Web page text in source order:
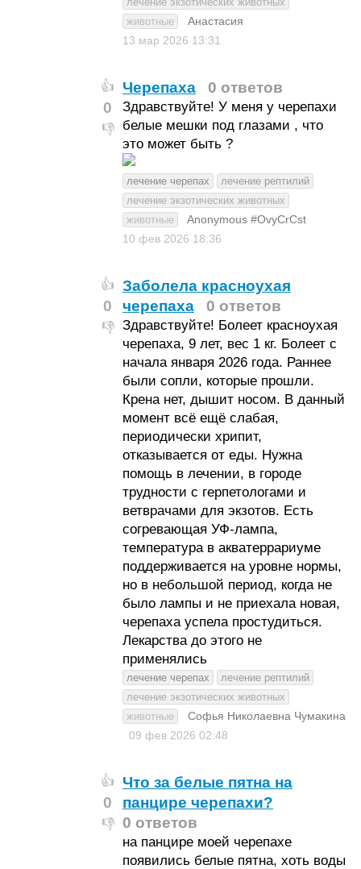
животные
Анастасия
13 мар 2026 13:31
👍
0
👎
Черепаха 0 ответов
Здравствуйте! У меня у черепахи
белые мешки под глазами , что
это может быть ?
лечение черепах
лечение рептилий
лечение экзотических животных
животные
Anonymous #OvyCrCst
10 фев 2026 18:36
👍
0
👎
Заболела красноухая
черепаха
0 ответов
Здравствуйте! Болеет красноухая
черепаха, 9 лет, вес 1 кг. Болеет с
начала января 2026 года. Раннее
были сопли, которые прошли.
Крена нет, дышит носом. В данный
момент всё ещё слабая,
периодически хрипит,
отказывается от еды. Нужна
помощь в лечении, в городе
трудности с герпетологами и
ветврачами для экзотов. Есть
согревающая УФ-лампа,
температура в акватеррариуме
поддерживается на уровне нормы,
но в небольшой период, когда не
было лампы и не приехала новая,
черепаха успела простудиться.
Лекарства до этого не
применялись
лечение черепах
лечение рептилий
лечение экзотических животных
животные
Софья Николаевна Чумакина
09 фев 2026 02:48
👍
0
👎
Что за белые пятна на
панцире черепахи?
0 ответов
на панцире моей черепахе
появились белые пятна, хоть воды